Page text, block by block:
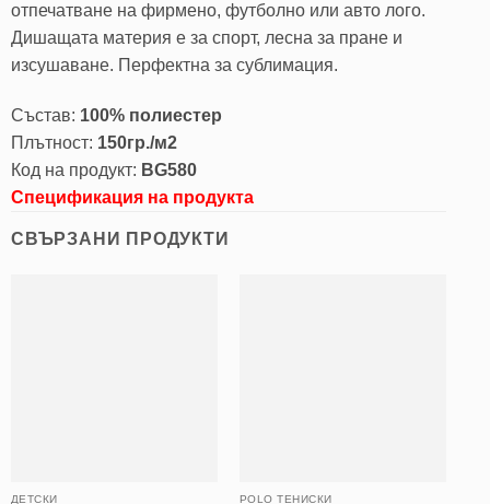
отпечатване на фирмено, футболно или авто лого.
Дишащата материя е за спорт, леснa за пране и
изсушаване. Перфектна за сублимация.
Състав: 100% полиестер
Плътност: 150гр./м2
Код на продукт: BG580
Спецификация на продукта
СВЪРЗАНИ ПРОДУКТИ
ДЕТСКИ POLO ТЕНИСКИ